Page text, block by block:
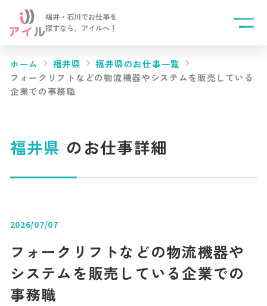
福井・石川でお仕事を
探すなら、 アイルへ！
ホーム 福井県
福井県のお仕事一覧
フォークリフトなどの物流機器やシステムを販売している
企業での事務職
福井県 のお仕事詳細
2026/07/07
フォークリフトなどの物流機器や
システムを販売している企業での
事務職